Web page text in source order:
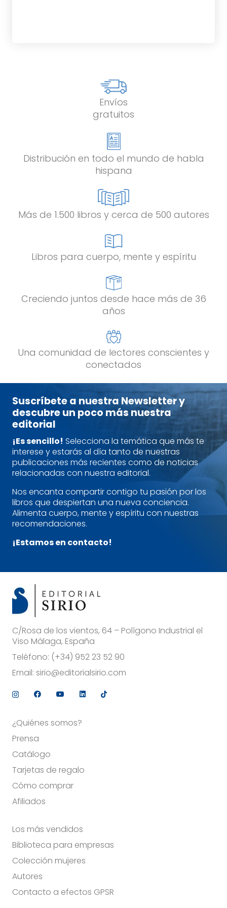
Envíos
gratuitos
Distribución en todo el mundo de habla
hispana
Más de 1.500 libros y cerca de 500 autores
Libros para cuerpo, mente y espíritu
Creciendo juntos desde hace más de 36
años
Una comunidad de lectores conscientes y
conectados
Suscríbete a nuestra Newsletter y
descubre un poco más nuestra
editorial
¡Es sencillo! Selecciona la temática que más te
interese y estarás al día tanto de nuestras
publicaciones más recientes como de noticias
relacionadas con nuestra editorial.
Nos encanta compartir contigo tu pasión por los
libros que despiertan una nueva conciencia.
Alimenta cuerpo, mente y espíritu con nuestras
recomendaciones.
¡Estamos en contacto!
C/Rosa de los vientos, 64 – Polígono Industrial el
Viso Málaga, España
Teléfono: (+34) 952 23 52 90
Email: sirio@editorialsirio.com
¿Quiénes somos?
Prensa
Catálogo
Tarjetas de regalo
Cómo comprar
Afiliados
Los más vendidos
Biblioteca para empresas
Colección mujeres
Autores
Contacto a efectos GPSR